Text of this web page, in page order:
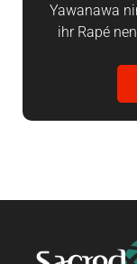
Yawanawa
ihr Rapé